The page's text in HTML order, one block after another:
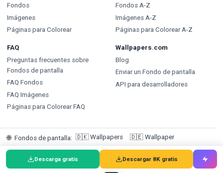
Descarga gratis Descargar 8K gratis
Fondos
Imágenes
Páginas para Colorear
Fondos A-Z
Imágenes A-Z
Páginas para Colorear A-Z
FAQ
Preguntas frecuentes sobre
Fondos de pantalla
FAQ Fondos
FAQ Imágenes
Páginas para Colorear FAQ
Wallpapers.com
Blog
Enviar un Fondo de pantalla
API para desarrolladores
🌐 Fondos de pantalla: 🇩🇰 Wallpapers 🇩🇪 Wallpaper
🇸🇪 Bakgrundsbilder 🇵🇹 Papéis de Parede 🇮🇹 Sfondi
Fondos de pantalla
Achtergronden